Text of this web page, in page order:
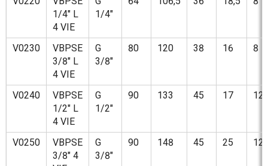
1/4" L
4 VIE
1/4"
V0230
VBPSE
3/8" L
4 VIE
G
3/8"
80 120 38 16 8
V0240
VBPSE
1/2" L
4 VIE
G
1/2"
90 133 45 17
V0250
VBPSE
3/8" 4
G
3/8"
90 148 45 25